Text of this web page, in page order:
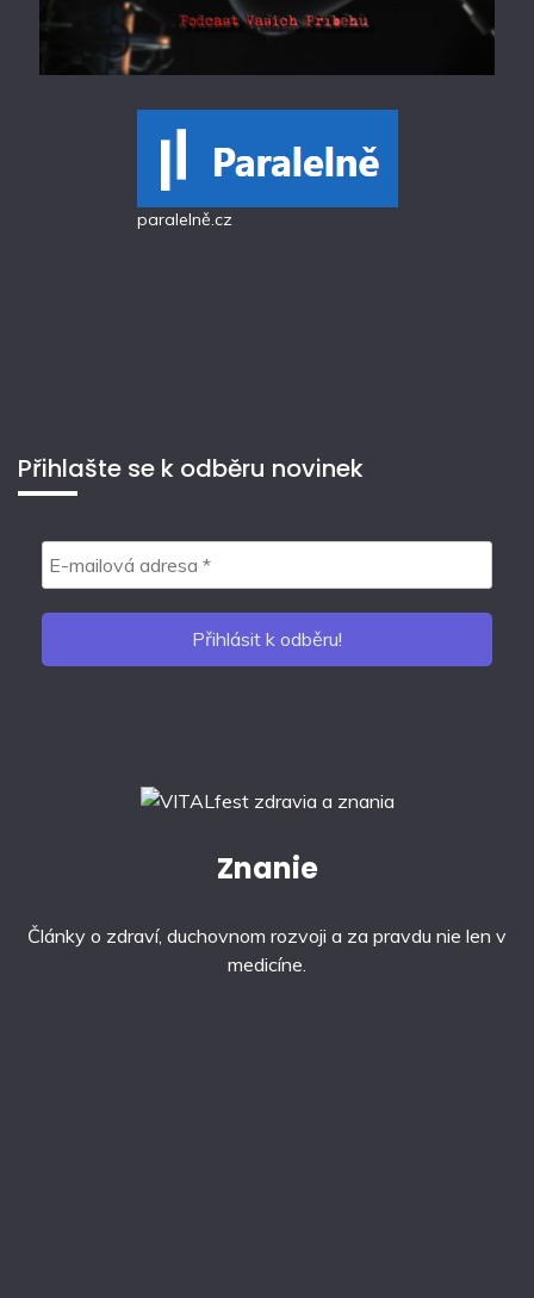
paralelně.cz
Přihlašte se k odběru novinek
Znanie
Články o zdraví, duchovnom rozvoji a za pravdu nie len v
medicíne.